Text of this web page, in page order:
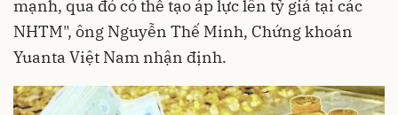
mạnh, qua đó có thể tạo áp lực lên tỷ giá tại các
NHTM", ông Nguyễn Thế Minh, Chứng khoán
Yuanta Việt Nam nhận định.